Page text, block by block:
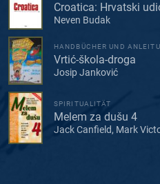
Croatica: Hrvatski
Neven Budak
HANDBÜCHER UND
Vrtić-škola-droga
Josip Janković
SPIRITUALITÄT
Melem za dušu 4
Jack Canfield, Mark